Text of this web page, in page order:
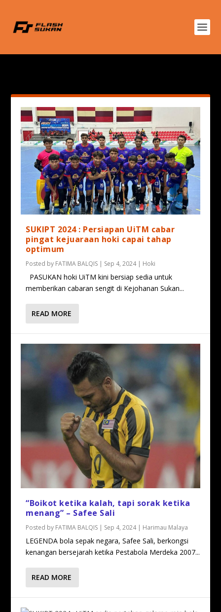
SUKIPT 2024 : Persiapan UiTM cabar
pingat kejuaraan hoki capai tahap
optimum
Posted by FATIMA BALQIS | Sep 4, 2024| Hoki
PASUKAN hoki UiTM kini bersiap sedia untuk
memberikan cabaran sengit di Kejohanan Sukan...
READ MORE
“Boikot ketika kalah, tapi sorak ketika
menang” – Safee Sali
Posted by FATIMA BALQIS | Sep 4, 2024| Harimau Malaya
LEGENDA bola sepak negara, Safee Sali, berkongsi
kenangan bersejarah ketika Pestabola Merdeka 2007...
READ MORE